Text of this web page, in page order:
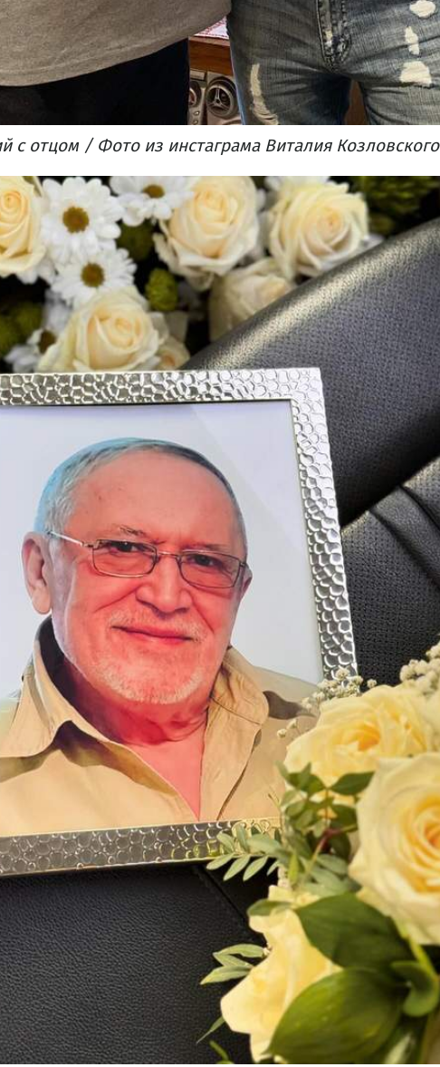
с отцом / Фото из инстаграма Виталия Козловского